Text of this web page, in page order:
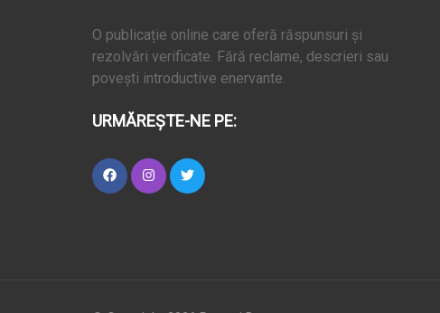
O publicație online care oferă răspunsuri și
rezolvări verificate. Fără reclame, descrieri sau
povești introductive enervante.
URMĂREȘTE-NE PE: